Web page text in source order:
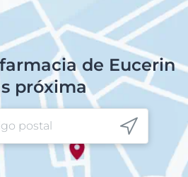
de Eucerin
próxima